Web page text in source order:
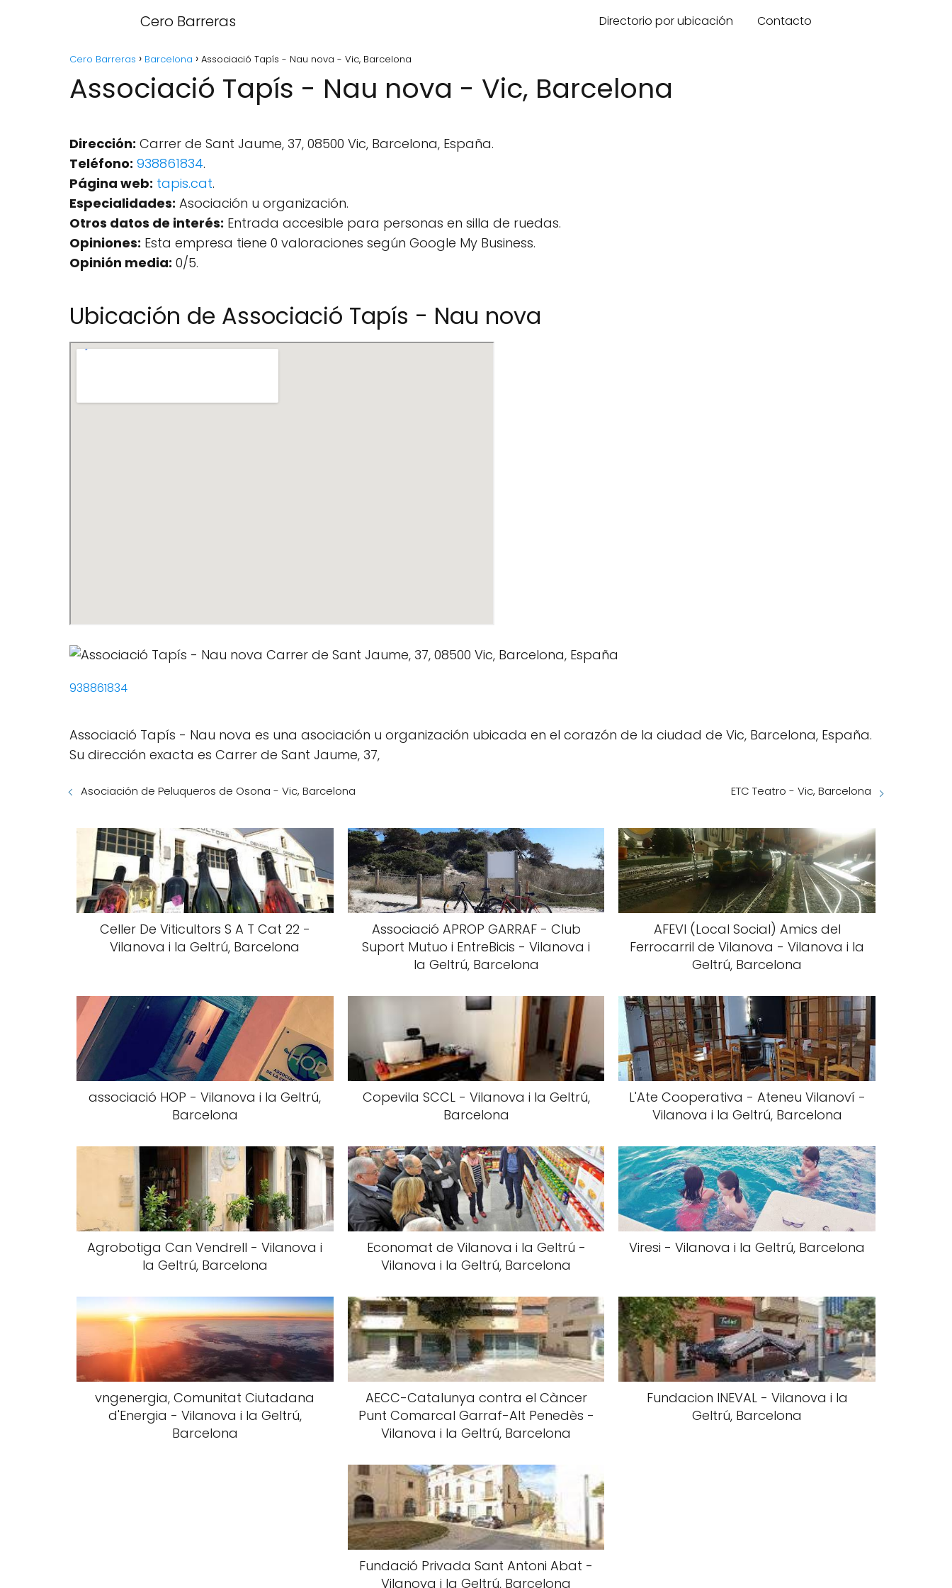
Cero Barreras Directorio por ubicación Contacto
Cero Barreras Barcelona Associació Tapís - Nau nova - Vic, Barcelona
Associació Tapís - Nau nova - Vic, Barcelona
Dirección: Carrer de Sant Jaume, 37, 08500 Vic, Barcelona, España.
Teléfono: 938861834.
Página web: tapis.cat.
Especialidades: Asociación u organización.
Otros datos de interés: Entrada accesible para personas en silla de ruedas.
Opiniones: Esta empresa tiene 0 valoraciones según Google My Business.
Opinión media: 0/5.
Ubicación de Associació Tapís - Nau nova
938861834
Associació Tapís - Nau nova es una asociación u organización ubicada en el corazón de la ciudad de Vic, Barcelona, España.
Su dirección exacta es Carrer de Sant Jaume, 37,
Asociación de Peluqueros de Osona - Vic, Barcelona ETC Teatro - Vic, Barcelona
Celler De Viticultors S A T Cat 22 -
Vilanova i la Geltrú, Barcelona
Associació APROP GARRAF - Club
Suport Mutuo i EntreBicis - Vilanova i
la Geltrú, Barcelona
AFEVI (Local Social) Amics del
Ferrocarril de Vilanova - Vilanova i la
Geltrú, Barcelona
associació HOP - Vilanova i la Geltrú,
Barcelona
Copevila SCCL - Vilanova i la Geltrú,
Barcelona
L'Ate Cooperativa - Ateneu Vilanoví -
Vilanova i la Geltrú, Barcelona
Agrobotiga Can Vendrell - Vilanova i
la Geltrú, Barcelona
Economat de Vilanova i la Geltrú -
Vilanova i la Geltrú, Barcelona
Viresi - Vilanova i la Geltrú, Barcelona
vngenergia, Comunitat Ciutadana
d'Energia - Vilanova i la Geltrú,
Barcelona
AECC-Catalunya contra el Càncer
Punt Comarcal Garraf-Alt Penedès -
Vilanova i la Geltrú, Barcelona
Fundacion INEVAL - Vilanova i la
Geltrú, Barcelona
Fundació Privada Sant Antoni Abat -
Vilanova i la Geltrú, Barcelona